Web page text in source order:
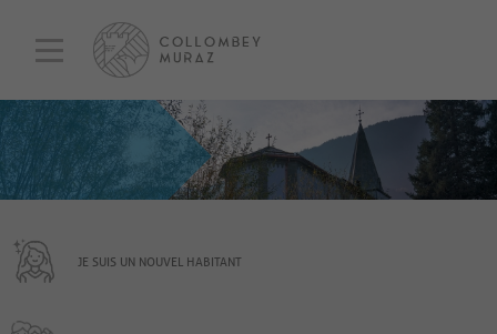
JE SUIS UN NOUVEL HABITANT